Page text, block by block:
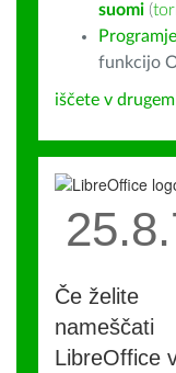
suomi (
funkcijo
iščete v
Če želite
nameščati
LibreOffice